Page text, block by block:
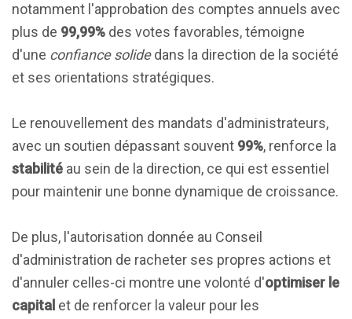
notamment l'approbation des comptes annuels avec
plus de 99,99% des votes favorables, témoigne
d'une confiance solidedans la direction de la société
et ses orientations stratégiques.
Le renouvellement des mandats d'administrateurs,
avec un soutien dépassant souvent 99%, renforce la
stabilité au sein de la direction, ce qui est essentiel
pour maintenir une bonne dynamique de croissance.
De plus, l'autorisation donnée au Conseil
d'administration de racheter ses propres actions et
d'annuler celles-ci montre une volonté d'optimiser le
capital et de renforcer la valeur pour les